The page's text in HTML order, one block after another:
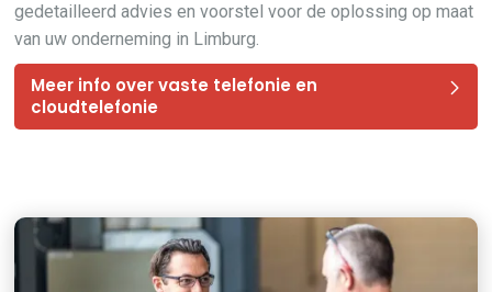
gedetailleerd advies en voorstel voor de oplossing op maat
van uw onderneming in Limburg.
Meer info over vaste telefonie en
cloudtelefonie